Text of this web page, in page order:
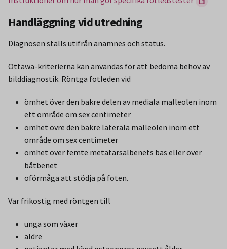
Handläggning vid utredning
Diagnosen ställs utifrån anamnes och status.
Ottawa-kriterierna kan användas för att bedöma behov av
bilddiagnostik. Röntga fotleden vid
ömhet över den bakre delen av mediala malleolen inom
ett område om sex centimeter
ömhet övre den bakre laterala malleolen inom ett
område om sex centimeter
ömhet över femte metatarsalbenets bas eller över
båtbenet
oförmåga att stödja på foten.
Var frikostig med röntgen till
unga som växer
äldre